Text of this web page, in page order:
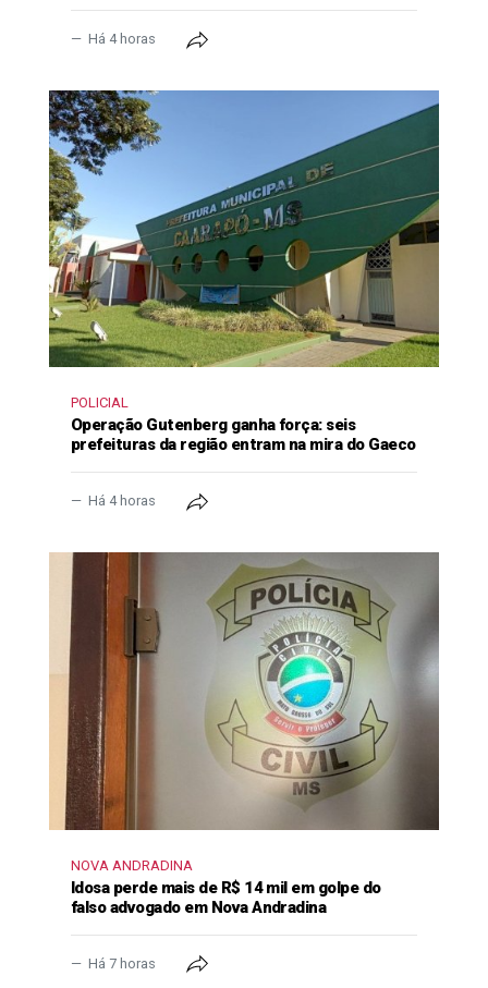
Há 4 horas
POLICIAL
Operação Gutenberg ganha força: seis
prefeituras da região entram na mira do Gaeco
Há 4 horas
NOVA ANDRADINA
Idosa perde mais de R$ 14 mil em golpe do
falso advogado em Nova Andradina
Há 7 horas